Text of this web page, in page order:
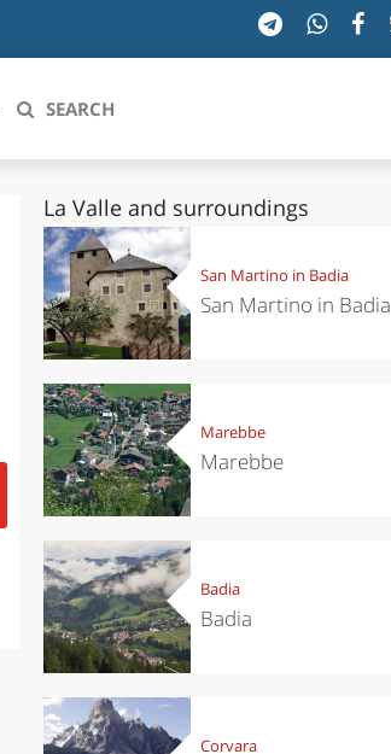
SICILIA
TOSCANA
TRENTINO-ALTO ADIGE
UMBRIA
VALLE D'AOSTA
VENETO
SEARCH
La Valle and surroundings
San Martino in Badia
San Martino in Badia
Marebbe
Marebbe
Badia
Badia
Corvara